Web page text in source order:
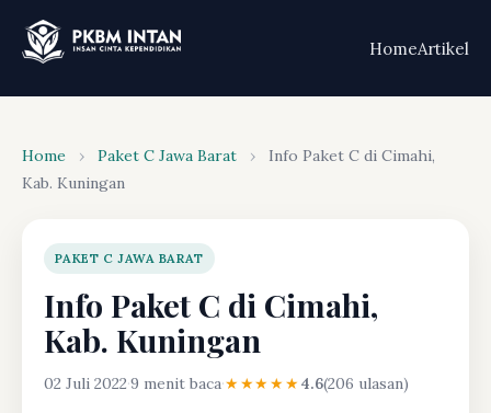
HomeArtikel
Home › Paket C Jawa Barat ›
Info Paket C di Cimahi,
Kab. Kuningan
PAKET C JAWA BARAT
Info Paket C di Cimahi,
Kab. Kuningan
02 Juli 2022·9 menit baca·★★★★★4.6(206 ulasan)